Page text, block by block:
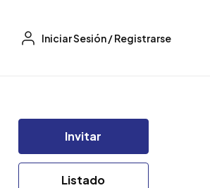
Iniciar Sesión/Registrarse
Invitar
Listado